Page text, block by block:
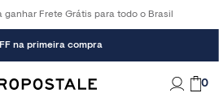
ganhar Frete Grátis para todo o Brasil
na primeira compra
0